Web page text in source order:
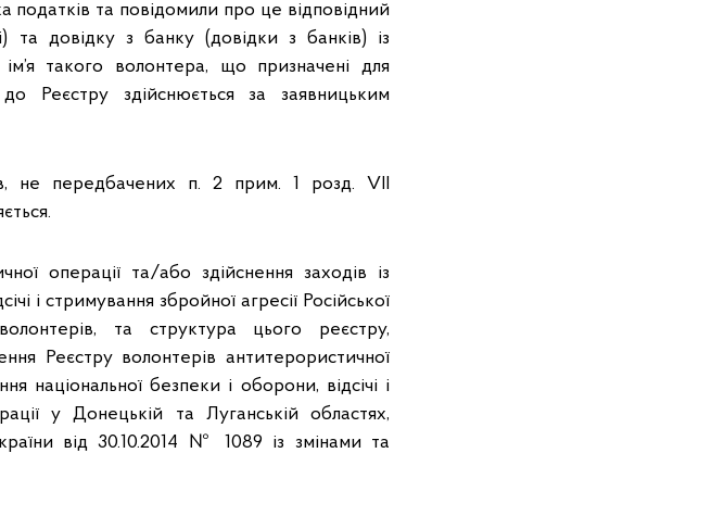
податків та повідомили про це відповідний
та довідку з банку (довідки з банків) із
ім’я такого волонтера, що призначені для
до Реєстру здійснюється за заявницьким
не передбачених п. 2 прим. 1 розд. VII
операції та/або здійснення заходів із
і стримування збройної агресії Російської
та структура цього реєстру,
Реєстру волонтерів антитерористичної
національної безпеки і оборони, відсічі і
у Донецькій та Луганській областях,
від 30.10.2014 № 1089 із змінами та